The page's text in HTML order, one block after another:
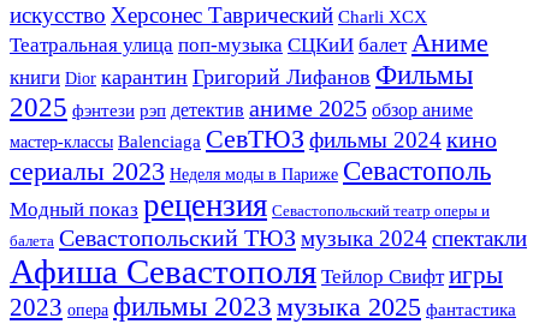
искусство Херсонес Таврический Charli XCX
Театральная улица поп-музыка СЦКиИ балет Аниме
книги Dior карантин Григорий Лифанов Фильмы
2025 фэнтези рэп детектив аниме 2025 обзор аниме
мастер-классы Balenciaga СевТЮЗ фильмы 2024кино
сериалы 2023 Неделя моды в Париже Севастополь
Модный показ рецензия Севастопольский театр оперы и
балета Севастопольский ТЮЗ музыка 2024спектакли
Афиша Севастополя Тейлор Свифт игры
2023 опера фильмы 2023 музыка 2025 фантастика